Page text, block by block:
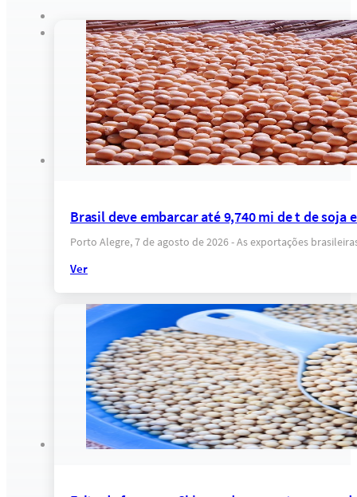
Brasil deve embarcar até 9,740 mi de t de soja
Porto Alegre, 7 de agosto de 2026 - As exportações
Ver